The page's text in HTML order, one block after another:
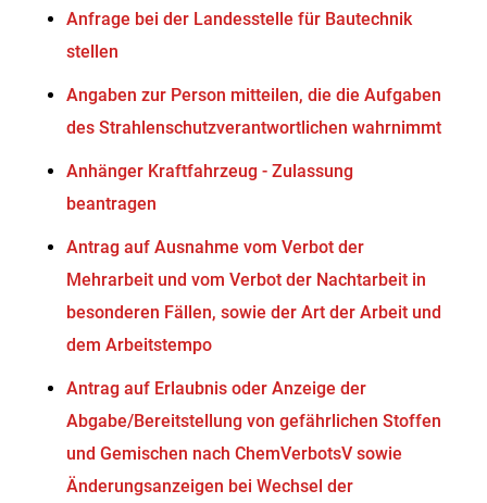
Anfrage bei der Landesstelle für Bautechnik
stellen
Angaben zur Person mitteilen, die die Aufgaben
des Strahlenschutzverantwortlichen wahrnimmt
Anhänger Kraftfahrzeug - Zulassung
beantragen
Antrag auf Ausnahme vom Verbot der
Mehrarbeit und vom Verbot der Nachtarbeit in
besonderen Fällen, sowie der Art der Arbeit und
dem Arbeitstempo
Antrag auf Erlaubnis oder Anzeige der
Abgabe/Bereitstellung von gefährlichen Stoffen
und Gemischen nach ChemVerbotsV sowie
Änderungsanzeigen bei Wechsel der